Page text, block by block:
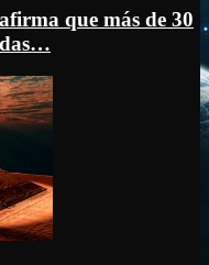
que más de 30